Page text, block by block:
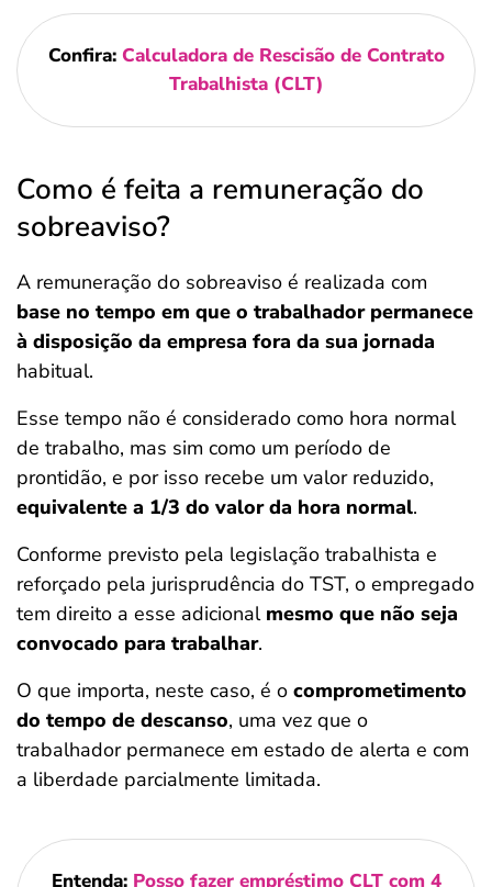
Confira: Calculadora de Rescisão de Contrato
Trabalhista (CLT)
Como é feita a remuneração do
sobreaviso?
A remuneração do sobreaviso é realizada com
base no tempo em que o trabalhador permanece
à disposição da empresa fora da sua jornada
habitual.
Esse tempo não é considerado como hora normal
de trabalho, mas sim como um período de
prontidão, e por isso recebe um valor reduzido,
equivalente a 1/3 do valor da hora normal.
Conforme previsto pela legislação trabalhista e
reforçado pela jurisprudência do TST, o empregado
tem direito a esse adicional mesmo que não seja
convocado para trabalhar.
O que importa, neste caso, é o comprometimento
do tempo de descanso, uma vez que o
trabalhador permanece em estado de alerta e com
a liberdade parcialmente limitada.
Entenda: Posso fazer empréstimo CLT com 4